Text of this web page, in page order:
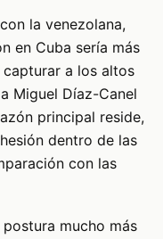
la venezolana,
en Cuba sería más
a los altos
Miguel Díaz-Canel
principal reside,
dentro de las
con las
postura mucho más